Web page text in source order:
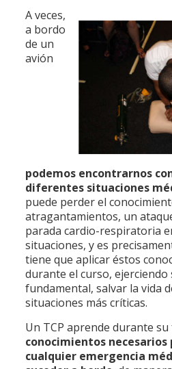
A veces,
a bordo
de un
avión
podemos encontrarnos
diferentes situaciones
puede perder el
atragantamientos, un
parada cardio-respiratoria
situaciones, y es
tiene que aplicar éstos
durante el curso, ejerciendo
fundamental, salvar la vida
situaciones más críticas.
Un TCP aprende durante
conocimientos
cualquier emergencia